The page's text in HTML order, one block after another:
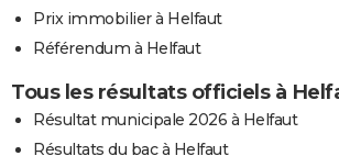
Prix immobilier à Helfaut
Référendum à Helfaut
Tous les résultats officiels à
Résultat municipale 2026 à Helfaut
Résultats du bac à Helfaut